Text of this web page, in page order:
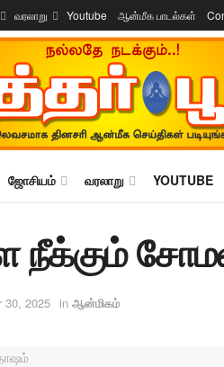
வரலாறு Youtube ஆன்மீக பாடல்கள்
ஜோசியம் வரலாறு YOUTUBE
30, 2025 in ஆன்மிகம்